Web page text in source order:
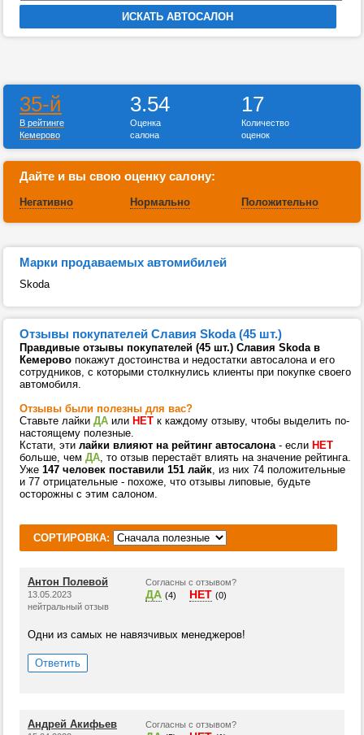
35-й
В рейтинге
Кемерово
3.54
Оценка
салона
17
Количество
оценок
Дайте и вы свою оценку салону:
Негативно Нормально Положительно
Марки продаваемых автомибилей
Skoda
Отзывы покупателей Славия Skoda (45 шт.)
Правдивые отзывы покупателей (45 шт.) Славия Skoda в
Кемерово покажут достоинства и недостатки автосалона и его
сотрудников, с которыми столкнулись клиенты при покупке своего
автомобиля.
Отзывы были полезны для вас?
Ставьте лайки ДА или НЕТ к каждому отзыву, чтобы выделить по-
настоящему полезные.
Кстати, эти лайки влияют на рейтинг автосалона- если НЕТ
больше, чем ДА, то отзыв перестаёт влиять на значение рейтинга.
Уже 147 человек поставили 151 лайк, из них 74 положительные
и 77 отрицательные - похоже, что отзывы липовые, будьте
осторожны с этим салоном.
СОРТИРОВКА:
Антон Полевой
13.05.2023
нейтральный отзыв
Согласны с отзывом?
ДА (4) НЕТ (0)
Одни из самых не навязчивых менеджеров!
Ответить
Андрей Акифьев Согласны с отзывом?